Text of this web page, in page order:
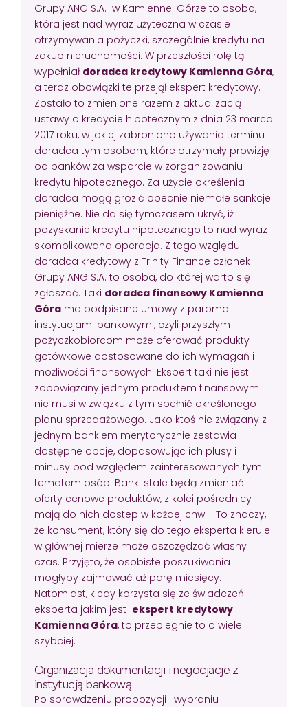
Grupy ANG S.A. w Kamiennej Górze to osoba,
która jest nad wyraz użyteczna w czasie
otrzymywania pożyczki, szczególnie kredytu na
zakup nieruchomości. W przeszłości rolę tą
wypełniał doradca kredytowy Kamienna Góra,
a teraz obowiązki te przejął ekspert kredytowy.
Zostało to zmienione razem z aktualizacją
ustawy o kredycie hipotecznym z dnia 23 marca
2017 roku, w jakiej zabroniono używania terminu
doradca tym osobom, które otrzymały prowizję
od banków za wsparcie w zorganizowaniu
kredytu hipotecznego. Za użycie określenia
doradca mogą grozić obecnie niemałe sankcje
pieniężne. Nie da się tymczasem ukryć, iż
pozyskanie kredytu hipotecznego to nad wyraz
skomplikowana operacja. Z tego względu
doradca kredytowy z Trinity Finance członek
Grupy ANG S.A. to osoba, do której warto się
zgłaszać. Taki doradca finansowy Kamienna
Góra ma podpisane umowy z paroma
instytucjami bankowymi, czyli przyszłym
pożyczkobiorcom może oferować produkty
gotówkowe dostosowane do ich wymagań i
możliwości finansowych. Ekspert taki nie jest
zobowiązany jednym produktem finansowym i
nie musi w związku z tym spełnić określonego
planu sprzedażowego. Jako ktoś nie związany z
jednym bankiem merytorycznie zestawia
dostępne opcje, dopasowując ich plusy i
minusy pod względem zainteresowanych tym
tematem osób. Banki stale będą zmieniać
oferty cenowe produktów, z kolei pośrednicy
mają do nich dostep w każdej chwili. To znaczy,
że konsument, który się do tego eksperta kieruje
w głównej mierze może oszczędzać własny
czas. Przyjęto, że osobiste poszukiwania
mogłyby zajmować aż parę miesięcy.
Natomiast, kiedy korzysta się ze świadczeń
eksperta jakim jest ekspert kredytowy
Kamienna Góra, to przebiegnie to o wiele
szybciej.
Organizacja dokumentacji i negocjacje z
instytucją bankową
Po sprawdzeniu propozycji i wybraniu